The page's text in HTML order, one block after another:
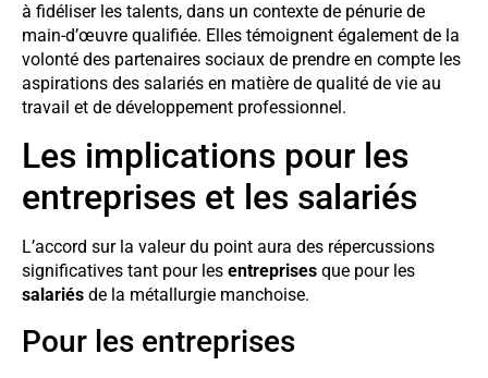
à fidéliser les talents, dans un contexte de pénurie de
main-d’œuvre qualifiée. Elles témoignent également de la
volonté des partenaires sociaux de prendre en compte les
aspirations des salariés en matière de qualité de vie au
travail et de développement professionnel.
Les implications pour les
entreprises et les salariés
L’accord sur la valeur du point aura des répercussions
significatives tant pour les entreprises que pour les
salariés de la métallurgie manchoise.
Pour les entreprises